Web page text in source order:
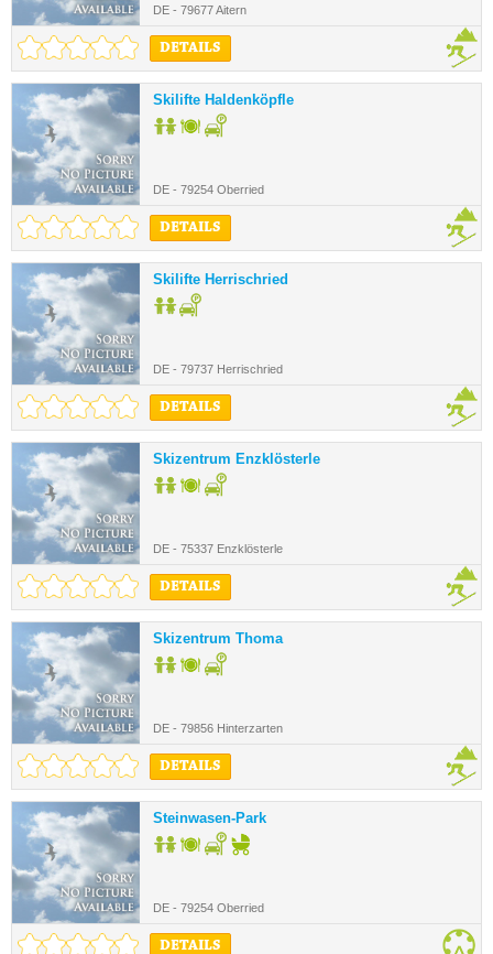
DE - 79677 Aitern
DETAILS
Skilifte Haldenköpfle
DE - 79254 Oberried
DETAILS
Skilifte Herrischried
DE - 79737 Herrischried
DETAILS
Skizentrum Enzklösterle
DE - 75337 Enzklösterle
DETAILS
Skizentrum Thoma
DE - 79856 Hinterzarten
DETAILS
Steinwasen-Park
DE - 79254 Oberried
DETAILS